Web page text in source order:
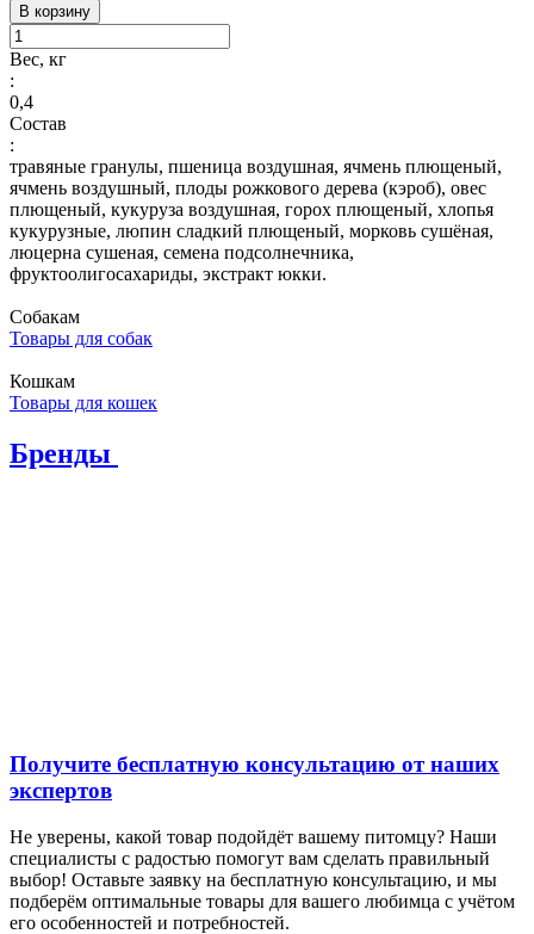
В корзину
Вес, кг
:
0,4
Состав
:
травяные гранулы, пшеница воздушная, ячмень плющеный,
ячмень воздушный, плоды рожкового дерева (кэроб), овес
плющеный, кукуруза воздушная, горох плющеный, хлопья
кукурузные, люпин сладкий плющеный, морковь сушёная,
люцерна сушеная, семена подсолнечника,
фруктоолигосахариды, экстракт юкки.
Собакам
Товары для собак
Кошкам
Товары для кошек
Бренды
Получите бесплатную консультацию от наших
экспертов
Не уверены, какой товар подойдёт вашему питомцу? Наши
специалисты с радостью помогут вам сделать правильный
выбор! Оставьте заявку на бесплатную консультацию, и мы
подберём оптимальные товары для вашего любимца с учётом
его особенностей и потребностей.